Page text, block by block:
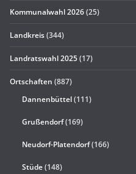
Kommunalwahl 2026(25)
Landkreis(344)
Landratswahl 2025(17)
Ortschaften (887)
Dannenbüttel(111)
Grußendorf(169)
Neudorf-Platendorf(166)
Stüde(148)